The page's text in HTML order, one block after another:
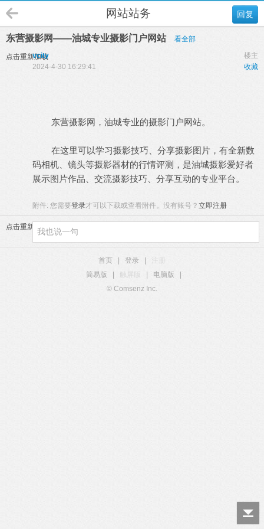
回复
网站站务
东营摄影网——油城专业摄影门户网站 看全部
点击重新加载 楼主
vcity
收藏
2024-4-30 16:29:41
东营摄影网，油城专业的摄影门户网站。
在这里可以学习摄影技巧、分享摄影图片，有全新数
码相机、镜头等摄影器材的行情评测，是油城摄影爱好者
展示图片作品、交流摄影技巧、分享互动的专业平台。
附件: 您需要登录才可以下载或查看附件。没有账号？ 立即注册
点击重新加载
首页 登录
注册
简易版
触屏版 电脑版
© Comsenz Inc.